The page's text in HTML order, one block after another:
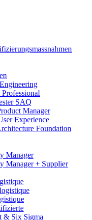
SAQ
Manager
Experience
Foundation
Manager
Manager + Supplier
& Six Sigma